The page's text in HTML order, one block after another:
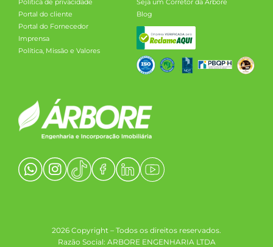
Portal do cliente
Portal do Fornecedor
Imprensa
Política, Missão e Valores
Blog
2026 Copyright – Todos os direitos reservados.
Razão Social: ARBORE ENGENHARIA LTDA